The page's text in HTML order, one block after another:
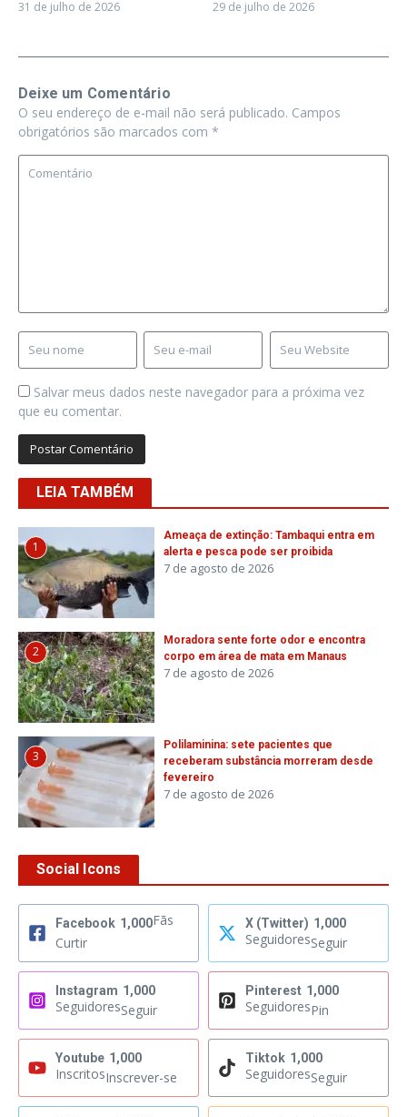
31 de julho de 2026 29 de julho de 2026
Deixe um Comentário
O seu endereço de e-mail não será publicado. Campos
obrigatórios são marcados com *
Salvar meus dados neste navegador para a próxima vez
que eu comentar.
LEIA TAMBÉM
1
Ameaça de extinção: Tambaqui entra em
alerta e pesca pode ser proibida
7 de agosto de 2026
2
Moradora sente forte odor e encontra
corpo em área de mata em Manaus
7 de agosto de 2026
3
Polilaminina: sete pacientes que
receberam substância morreram desde
fevereiro
7 de agosto de 2026
Social Icons
Facebook 1,000Fãs
Curtir
X (Twitter) 1,000
SeguidoresSeguir
Instagram 1,000
SeguidoresSeguir
Pinterest 1,000
SeguidoresPin
Youtube 1,000
InscritosInscrever-se
Tiktok 1,000
SeguidoresSeguir